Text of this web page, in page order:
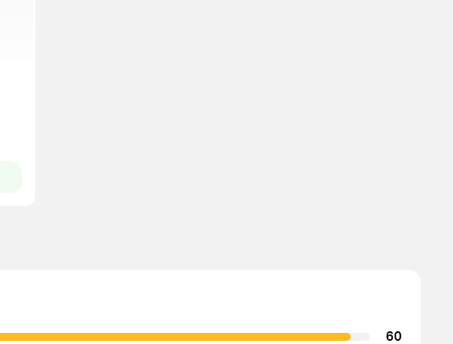
60